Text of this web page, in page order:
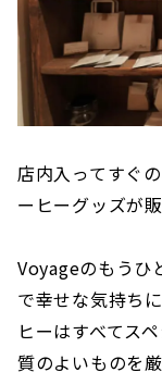
店内入ってすぐ
ーヒーグッズが
Voyageのもうひ
で幸せな気持ち
ヒーはすべてス
質のよいものを